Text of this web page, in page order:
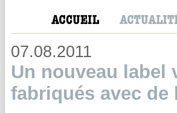
07.08.2011
Un nouveau label
fabriqués avec de